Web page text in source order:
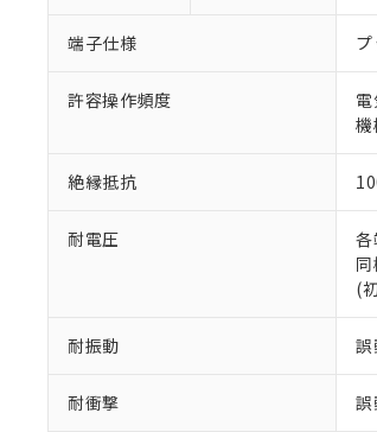
端子仕様
許容操作頻度
絶縁抵抗
耐電圧
(
耐振動
耐衝撃